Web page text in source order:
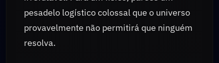
pesadelo logístico colossal que o universo
provavelmente não permitirá que ninguém
resolva.